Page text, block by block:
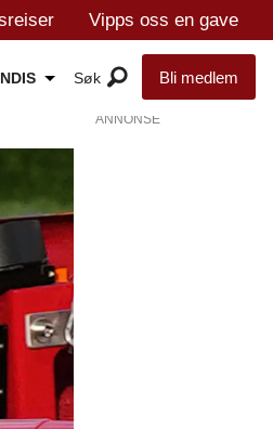
Vipps oss en gave
Bli medlem
ANNONSE